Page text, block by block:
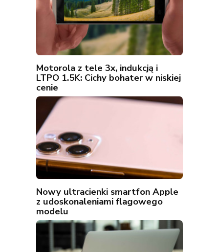
Motorola z tele 3x, indukcją i
LTPO 1.5K: Cichy bohater w niskiej
cenie
Nowy ultracienki smartfon Apple
z udoskonaleniami flagowego
modelu